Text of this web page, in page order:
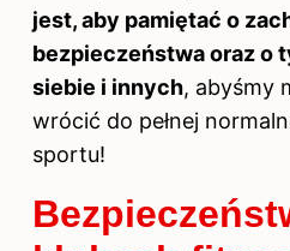
jest, aby pamiętać o
bezpieczeństwa oraz o
siebie i innych, abyśmy
wrócić do pełnej
sportu!